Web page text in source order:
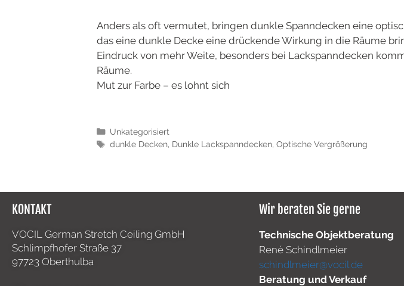
Anders als oft vermutet, bringen dunkle Spanndecken eine
das eine dunkle Decke eine drückende Wirkung in die Räume
Eindruck von mehr Weite, besonders bei Lackspanndecken
Räume.
Mut zur Farbe – es lohnt sich
Unkategorisiert
dunkle Decken, Dunkle Lackspanndecken, Optische Vergrößerung
KONTAKT
VOCIL German Stretch Ceiling GmbH
Schlimpfhofer Straße 37
97723 Oberthulba
Wir beraten Sie gerne
Technische Objektberatung
René Schindlmeier
schindlmeier@vocil.de
Beratung und Verkauf